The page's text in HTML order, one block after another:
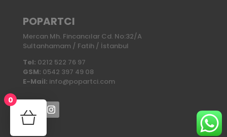
POPARTCI
Mercan Mh. Fincancılar Cd. No:32/A
Sultanhamam / Fatih / İstanbul
Tel: 0212 522 76 97
GSM: 0542 397 49 08
E-Mail: info@popartci.com
0